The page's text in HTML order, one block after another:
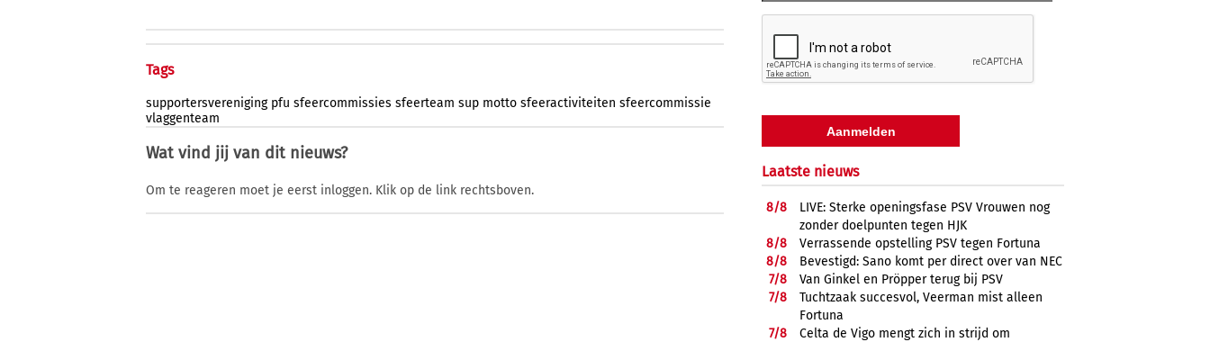
Tags
supportersvereniging pfu sfeercommissies sfeerteam sup motto sfeeractiviteiten sfeercommissie
vlaggenteam
Wat vind jij van dit nieuws?
Om te reageren moet je eerst inloggen. Klik op de link rechtsboven.
Laatste nieuws
8/8
LIVE: Sterke openingsfase PSV Vrouwen nog
zonder doelpunten tegen HJK
8/8
Verrassende opstelling PSV tegen Fortuna
8/8
Bevestigd: Sano komt per direct over van NEC
7/8
Van Ginkel en Pröpper terug bij PSV
7/8
Tuchtzaak succesvol, Veerman mist alleen
Fortuna
7/8
Celta de Vigo mengt zich in strijd om